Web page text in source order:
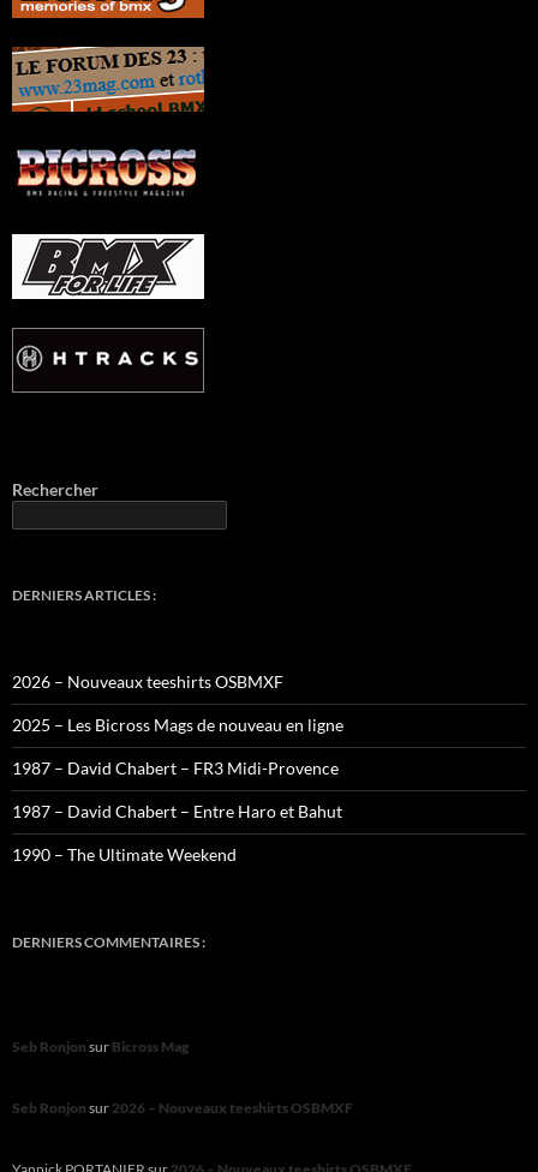
Rechercher
DERNIERS ARTICLES :
2026 – Nouveaux teeshirts OSBMXF
2025 – Les Bicross Mags de nouveau en ligne
1987 – David Chabert – FR3 Midi-Provence
1987 – David Chabert – Entre Haro et Bahut
1990 – The Ultimate Weekend
DERNIERS COMMENTAIRES :
Seb Ronjon sur Bicross Mag
Seb Ronjon sur 2026 – Nouveaux teeshirts OSBMXF